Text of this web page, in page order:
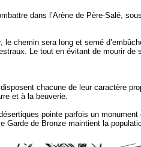
dans l’Arène de Père-Salé,
chemin sera long et semé
Le tout en évitant de mourir
chacune de leur caractère
et à la beuverie.
pointe parfois un
Garde de Bronze maintient la